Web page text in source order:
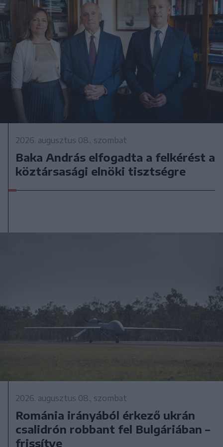
2026. augusztus 08., szombat
Baka András elfogadta a felkérést a
köztársasági elnöki tisztségre
2026. augusztus 08., szombat
Románia irányából érkező ukrán
csalidrón robbant fel Bulgáriában –
frissítve